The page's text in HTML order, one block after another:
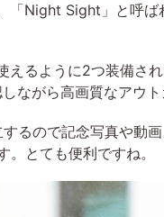
「Night Sight」と呼
えるように2つ装備さ
ながら高画質なアウト
るので記念写真や動
とても便利ですね。